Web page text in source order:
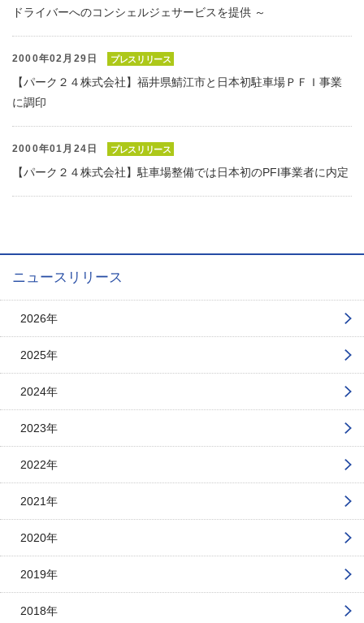
ドライバーへのコンシェルジェサービスを提供 ～
2000年02月29日 プレスリリース
【パーク２４株式会社】福井県鯖江市と日本初駐車場ＰＦＩ事業
に調印
2000年01月24日 プレスリリース
【パーク２４株式会社】駐車場整備では日本初のPFI事業者に内定
ニュースリリース
2026年
2025年
2024年
2023年
2022年
2021年
2020年
2019年
2018年